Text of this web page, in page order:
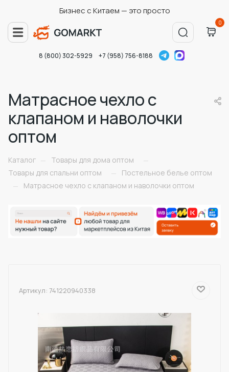
Бизнес с Китаем — это просто
0
8 (800) 302-5929 +7 (958) 756-8188
Матрасное чехло с
клапаном и наволочки
оптом
Каталог — Товары для дома оптом
—
Товары для спальни оптом
—
Постельное белье оптом
—
Матрасное чехло с клапаном и наволочки оптом
Артикул: 741220940338